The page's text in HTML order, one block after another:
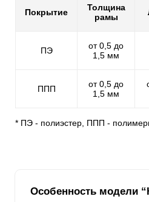
Покрытие
Толщина
рамы
ПЭ
от 0,5 до
1,5 мм
ППП
от 0,5 до
1,5 мм
* ПЭ - полиэстер, ППП -
Особенность модели